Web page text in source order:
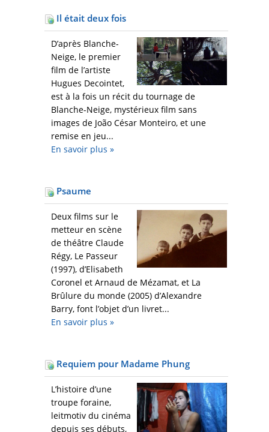
Il était deux fois
D’après Blanche-
Neige, le premier
film de l’artiste
Hugues Decointet,
est à la fois un récit du tournage de
Blanche-Neige, mystérieux film sans
images de João César Monteiro, et une
remise en jeu...
En savoir plus »
Psaume
Deux films sur le
metteur en scène
de théâtre Claude
Régy, Le Passeur
(1997), d’Elisabeth
Coronel et Arnaud de Mézamat, et La
Brûlure du monde (2005) d’Alexandre
Barry, font l’objet d’un livret...
En savoir plus »
Requiem pour Madame Phung
L’histoire d’une
troupe foraine,
leitmotiv du cinéma
depuis ses débuts,